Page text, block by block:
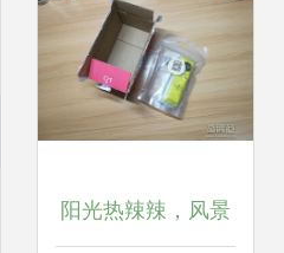
阳光热辣辣，风景